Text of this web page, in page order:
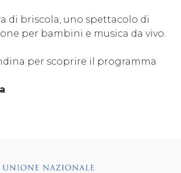
di briscola, uno spettacolo di
per bambini e musica da vivo.
per scoprire il programma